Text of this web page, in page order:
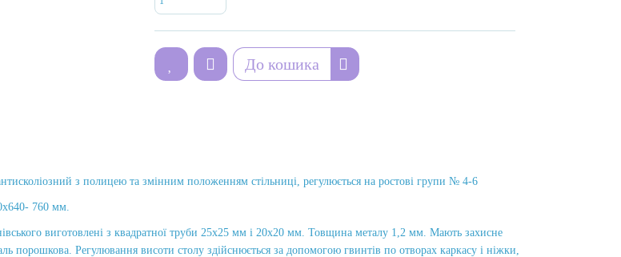
До кошика
з полицею та змінним положенням стільниці, регулюється на ростові групи № 4-6
760 мм.
виготовлені з квадратної труби 25х25 мм і 20х20 мм. Товщина металу 1,2 мм. Мають захисне
порошкова. Регулювання висоти столу здійснюється за допомогою гвинтів по отворах каркасу і ніжки,